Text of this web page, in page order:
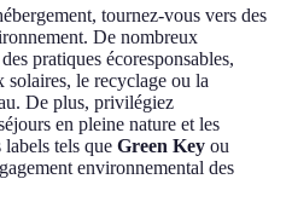
tournez-vous vers des
De nombreux
pratiques écoresponsables,
le recyclage ou la
De plus, privilégiez
en pleine nature et les
tels que Green Key ou
environnemental des